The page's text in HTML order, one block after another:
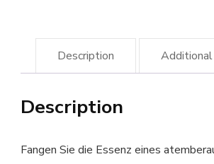
Description
Description
Fangen Sie die Essenz eines